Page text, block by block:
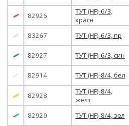
82926
ТУТ (HF)-6/3,
красн
83267 ТУТ (HF)-6/3, пр
82927 ТУТ (HF)-6/3, син
82914 ТУТ (HF)-8/4, бел
82928
ТУТ (HF)-8/4,
желт
82929 ТУТ (HF)-8/4, зел